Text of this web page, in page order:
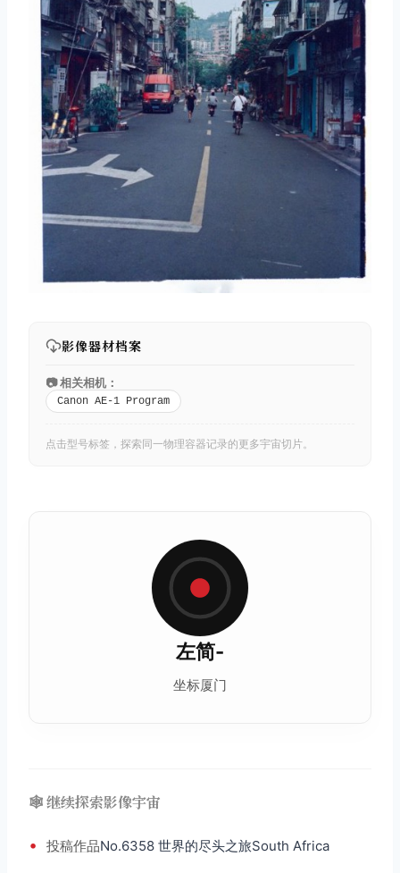
影像器材档案
📷 相关相机：
Canon AE-1 Program
点击型号标签，探索同一物理容器记录的更多宇宙切片。
左简-
坐标厦门
🕸️ 继续探索影像宇宙
• 投稿作品No.6358 世界的尽头之旅South Africa